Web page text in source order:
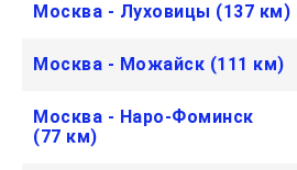
Москва - Луховицы (137 км)
Москва - Можайск (111 км)
Москва - Наро-Фоминск
(77 км)